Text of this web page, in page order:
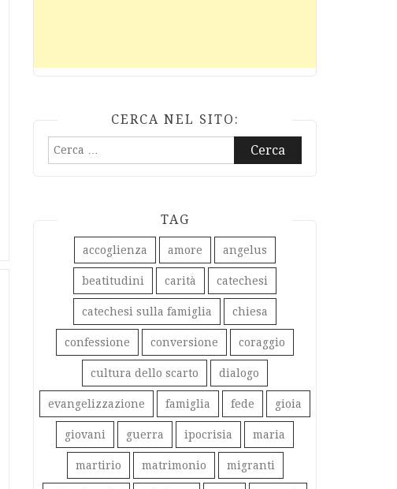
CERCA NEL SITO:
Ricerca
TAG
accoglienza amore angelus
beatitudini carità catechesi
catechesi sulla famiglia chiesa
confessione conversione coraggio
cultura dello scarto dialogo
evangelizzazione famiglia fede gioia
giovani guerra ipocrisia maria
martirio matrimonio migranti